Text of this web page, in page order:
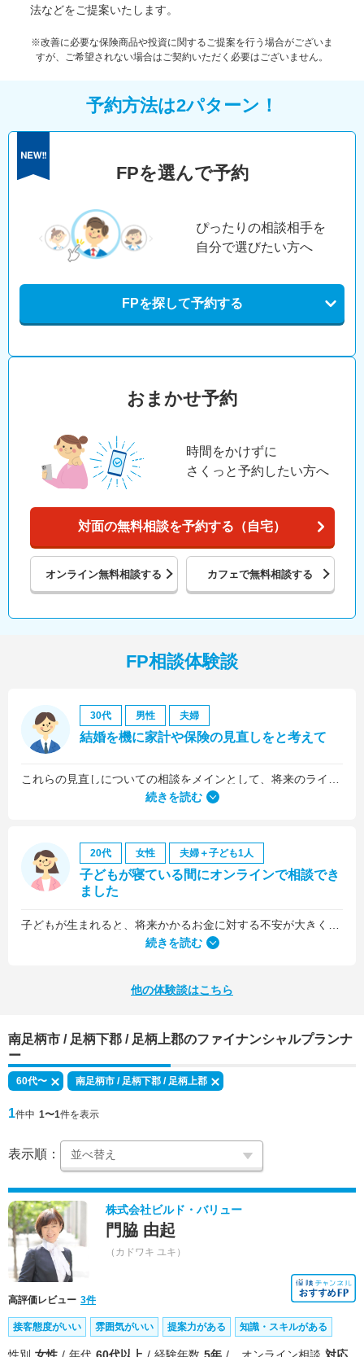
法などをご提案いたします。
※改善に必要な保険商品や投資に関するご提案を行う場合がございま
すが、ご希望されない場合はご契約いただく必要はございません。
予約方法は2パターン！
FPを選んで予約
ぴったりの相談相手を
自分で選びたい方へ
FPを探して予約する
おまかせ予約
時間をかけずに
さくっと予約したい方へ
対面の無料相談を予約する（自宅）
オンライン無料相談する カフェで無料相談する
FP相談体験談
30代 男性 夫婦
結婚を機に家計や保険の見直しをと考えて
続きを読む
20代 女性 夫婦＋子ども1人
子どもが寝ている間にオンラインで相談でき
ました
何より、とても親身になって対応してくださって大満足。うちと同じように子どもの将来のお金のことで悩んでいる友人にも教えました。
続きを読む
他の体験談はこちら
南足柄市 / 足柄下郡 / 足柄上郡のファイナンシャルプランナ
ー
60代〜 南足柄市 / 足柄下郡 / 足柄上郡
1件中 1〜1件を表示
表示順：
株式会社ビルド・バリュー
門脇 由起
（カドワキ ユキ）
高評価レビュー 3件
接客態度がいい 雰囲気がいい 提案力がある 知識・スキルがある